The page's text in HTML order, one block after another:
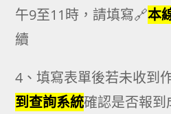
午9至11時，請填寫🔗本
續
4、填寫表單後若未收到
到查詢系統確認是否報